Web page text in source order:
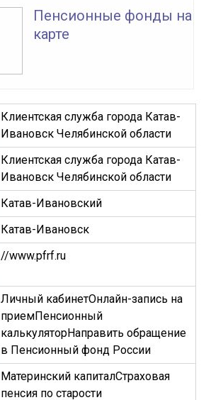
Пенсионные фонды на
карте
Клиентская служба города Катав-
Ивановск Челябинской области
Клиентская служба города Катав-
Ивановск Челябинской области
Катав-Ивановский
Катав-Ивановск
//www.pfrf.ru
Личный кабинетОнлайн-запись на
приемПенсионный
калькуляторНаправить обращение
в Пенсионный фонд России
Материнский капиталСтраховая
пенсия по старости